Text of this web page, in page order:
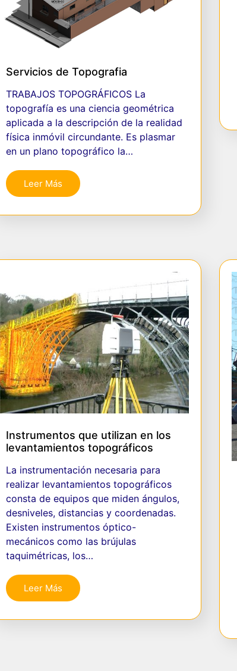
Servicios de Topografia
TRABAJOS TOPOGRÁFICOS La
topografía es una ciencia geométrica
aplicada a la descripción de la realidad
física inmóvil circundante. Es plasmar
en un plano topográfico la…
Leer Más
Instrumentos que utilizan en los
levantamientos topográficos
La instrumentación necesaria para
realizar levantamientos topográficos
consta de equipos que miden ángulos,
desniveles, distancias y coordenadas.
Existen instrumentos óptico-
mecánicos como las brújulas
taquimétricas, los…
Leer Más